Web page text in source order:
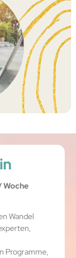
Woche
Wandel
Programme,